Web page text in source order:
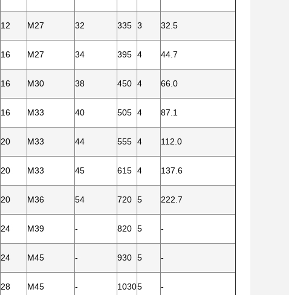
12 M27 32 335 3 32.5
16 M27 34 395 4 44.7
16 M30 38 450 4 66.0
16 M33 40 505 4 87.1
20 M33 44 555 4 112.0
20 M33 45 615 4 137.6
20 M36 54 720 5 222.7
24 M39 - 820 5 -
24 M45 - 930 5 -
28 M45 - 10305 -